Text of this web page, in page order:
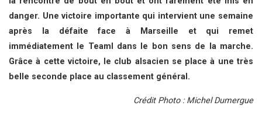
danger. Une victoire importante qui intervient une semaine
après la défaite face à Marseille et qui remet
immédiatement le Teaml dans le bon sens de la marche.
Grâce à cette victoire, le club alsacien se place à une très
belle seconde place au classement général.
Crédit Photo : Michel Dumergue